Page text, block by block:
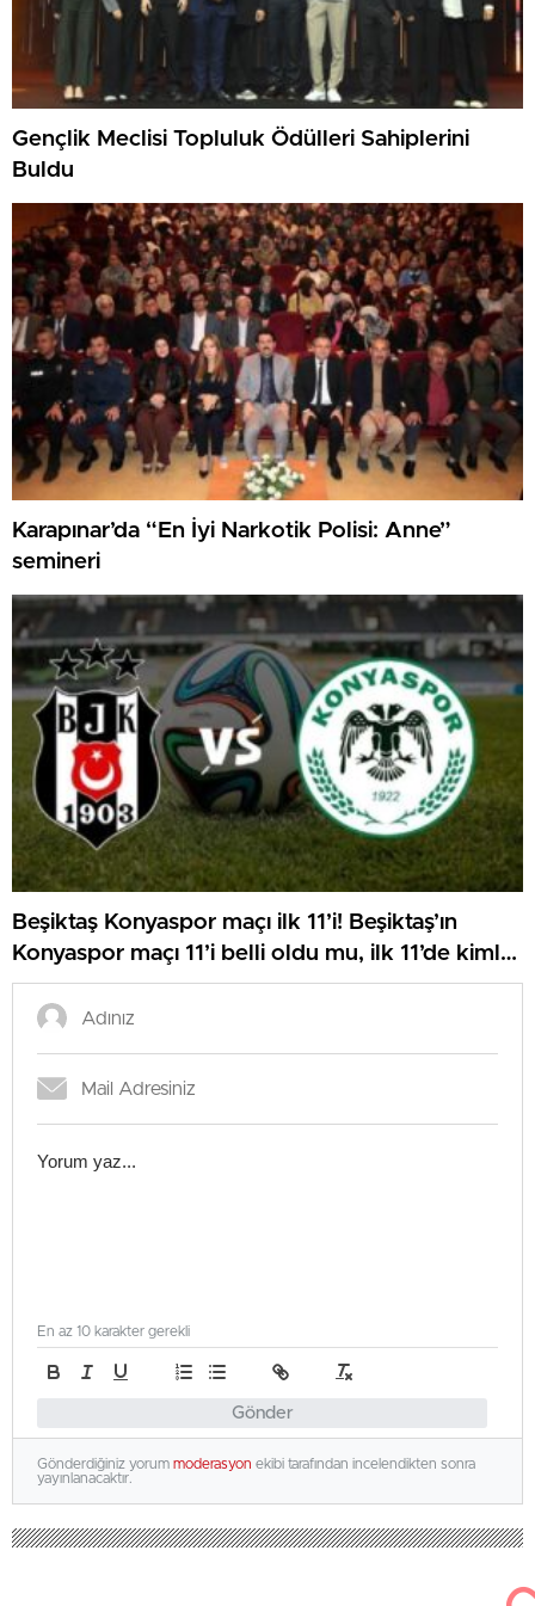
Gençlik Meclisi Topluluk Ödülleri Sahiplerini
Buldu
Karapınar’da “En İyi Narkotik Polisi: Anne”
semineri
Beşiktaş Konyaspor maçı ilk 11’i! Beşiktaş’ın
Konyaspor maçı 11’i belli oldu mu, ilk 11’de kimler
var?
Gönder
En az 10 karakter gerekli
Gönderdiğiniz yorum moderasyon ekibi tarafından incelendikten sonra
yayınlanacaktır.